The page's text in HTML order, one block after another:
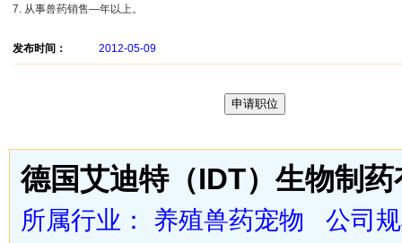
7. 从事兽药销售—年以上。
发布时间： 2012-05-09
德国艾迪特（IDT）生物制
所属行业： 养殖兽药宠物 公司